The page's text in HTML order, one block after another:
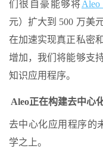
们很自豪能够将
元）扩大到 500 万美
在加速实现真正私密
增加，我们将能够支
知识应用程序。
‍ Aleo正在构建去中心
去中心化应用程序的
学之上。